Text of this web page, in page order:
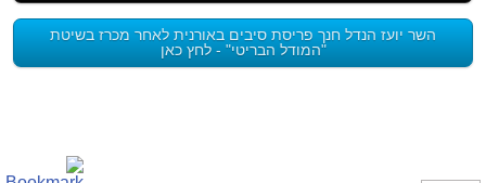
השר יועז הנדל חנך פריסת סיבים באורנית לאחר מכרז בשיטת
"המודל הבריטי" - לחץ כאן